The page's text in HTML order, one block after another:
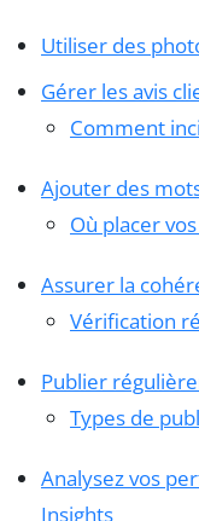
Utiliser des
Gérer les avis
Comment
Ajouter des
Où placer
Assurer la
Vérification
Publier
Types de
Analysez vos
Insights